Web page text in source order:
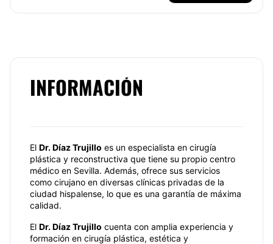
INFORMACIÓN
El Dr. Díaz Trujillo es un especialista en cirugía
plástica y reconstructiva que tiene su propio centro
médico en Sevilla. Además, ofrece sus servicios
como cirujano en diversas clínicas privadas de la
ciudad hispalense, lo que es una garantía de máxima
calidad.
El Dr. Díaz Trujillo cuenta con amplia experiencia y
formación en cirugía plástica, estética y